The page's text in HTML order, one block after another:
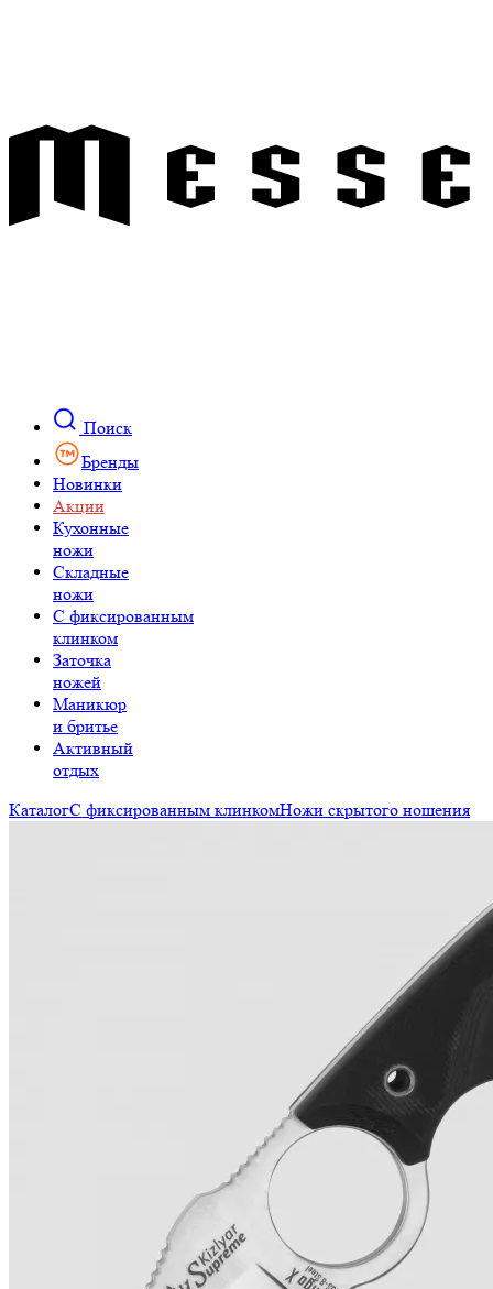
Поиск
Бренды
Новинки
Акции
Кухонные
ножи
Складные
ножи
C фиксированным
клинком
Заточка
ножей
Маникюр
и бритье
Активный
отдых
КаталогС фиксированным клинкомНожи скрытого ношения